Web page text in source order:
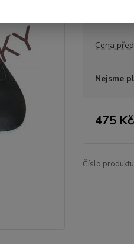
Cena
Nejsme
475 Kč
Číslo